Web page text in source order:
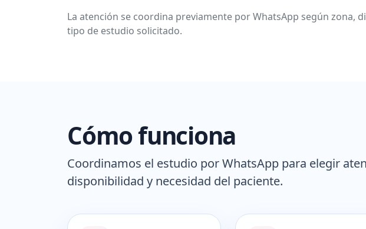
La atención se coordina previamente por WhatsApp según zona,
tipo de estudio solicitado.
Cómo funciona
Coordinamos el estudio por WhatsApp para elegir
disponibilidad y necesidad del paciente.